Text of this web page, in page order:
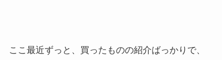
ここ最近ずっと、買ったものの紹介ばっかりで、